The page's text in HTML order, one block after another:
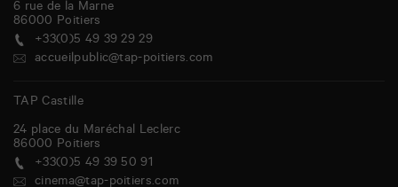
6 rue de la Marne
86000 Poitiers
+33(0)5 49 39 29 29
accueilpublic@tap-poitiers.com
TAP Castille
24 place du Maréchal Leclerc
86000 Poitiers
+33(0)5 49 39 50 91
cinema@tap-poitiers.com